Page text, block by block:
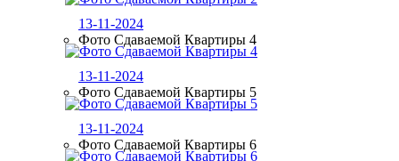
13-11-2024
Фото Сдаваемой Квартиры 4
13-11-2024
Фото Сдаваемой Квартиры 5
13-11-2024
Фото Сдаваемой Квартиры 6